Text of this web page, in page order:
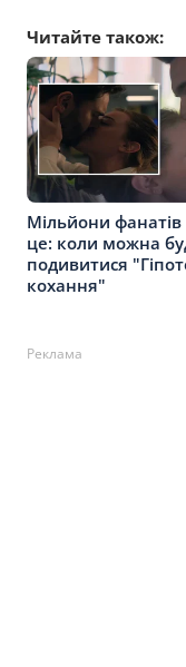
Читайте також:
Мільйони
це: коли можна
подивитися
кохання"
Реклама